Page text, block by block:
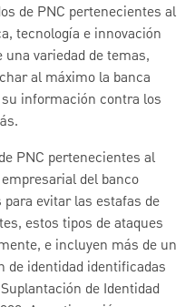
de PNC pertenecientes al
tecnología e innovación
variedad de temas,
al máximo la banca
información contra los
PNC pertenecientes al
del banco
evitar las estafas de
estos tipos de ataques
e incluyen más de un
de identidad identificadas
de Identidad